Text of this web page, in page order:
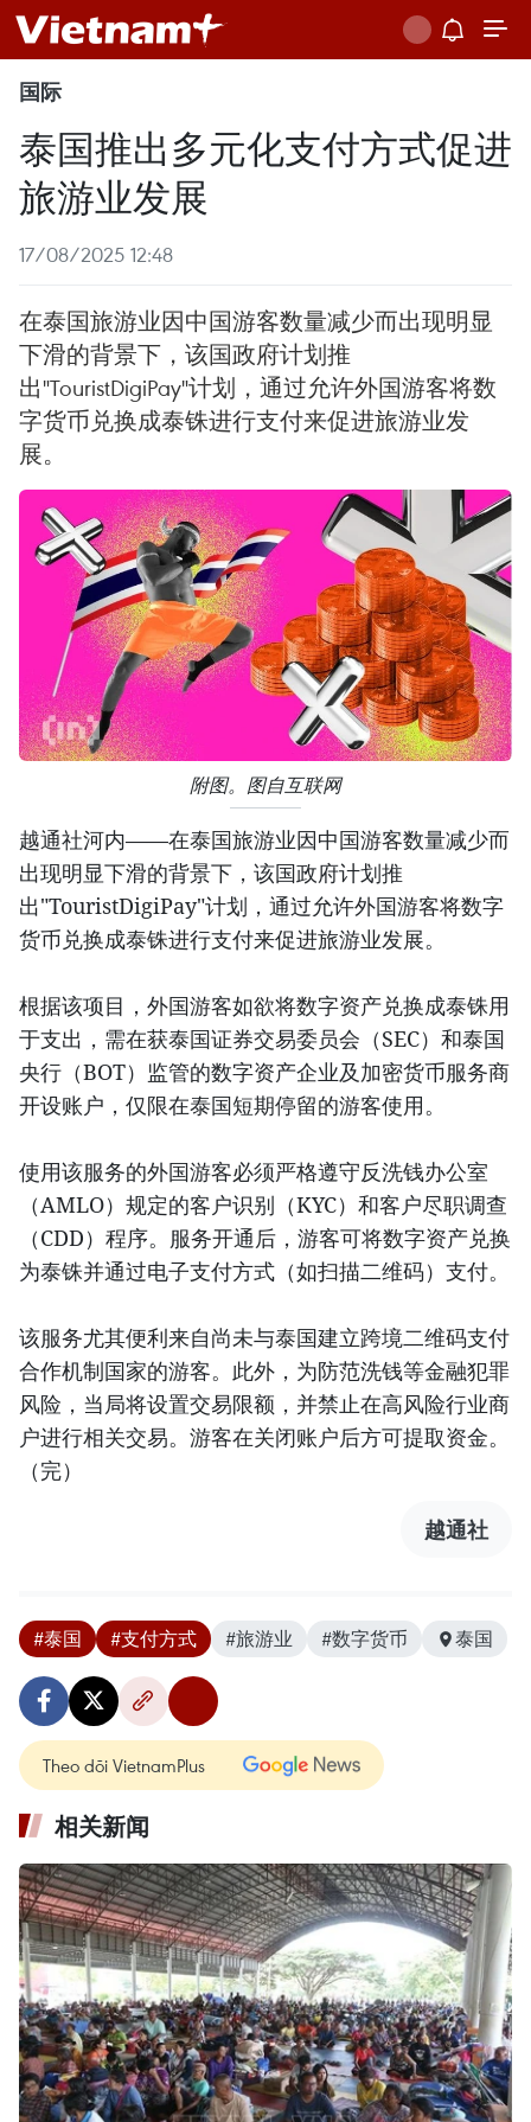
国际
泰国推出多元化支付方式促进
旅游业发展
17/08/2025 12:48
在泰国旅游业因中国游客数量减少而出现明显
下滑的背景下，该国政府计划推
出"TouristDigiPay"计划，通过允许外国游客将数
字货币兑换成泰铢进行支付来促进旅游业发
展。
附图。图自互联网
越通社河内——在泰国旅游业因中国游客数量减少而
出现明显下滑的背景下，该国政府计划推
出"TouristDigiPay"计划，通过允许外国游客将数字
货币兑换成泰铢进行支付来促进旅游业发展。
根据该项目，外国游客如欲将数字资产兑换成泰铢用
于支出，需在获泰国证券交易委员会（SEC）和泰国
央行（BOT）监管的数字资产企业及加密货币服务商
开设账户，仅限在泰国短期停留的游客使用。
使用该服务的外国游客必须严格遵守反洗钱办公室
（AMLO）规定的客户识别（KYC）和客户尽职调查
（CDD）程序。服务开通后，游客可将数字资产兑换
为泰铢并通过电子支付方式（如扫描二维码）支付。
该服务尤其便利来自尚未与泰国建立跨境二维码支付
合作机制国家的游客。此外，为防范洗钱等金融犯罪
风险，当局将设置交易限额，并禁止在高风险行业商
户进行相关交易。游客在关闭账户后方可提取资金。
（完）
越通社
#泰国 #支付方式 #旅游业 #数字货币 泰国
Theo dõi VietnamPlus
相关新闻